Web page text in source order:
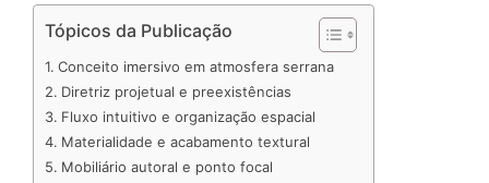
n
e
d
I
n
c
b
o
o
k
a
s
A
p
p
d
i
t
a
d
s
r
e
u
e
Tópicos da Publicação
Conceito imersivo em atmosfera serrana
Diretriz projetual e preexistências
Fluxo intuitivo e organização espacial
Materialidade e acabamento textural
Mobiliário autoral e ponto focal